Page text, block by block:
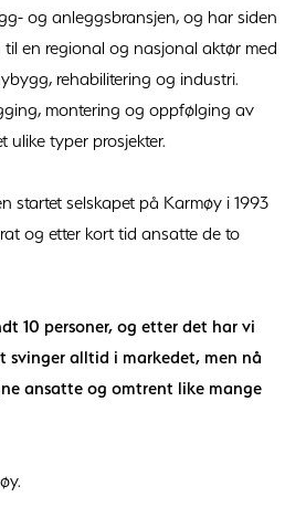
og anleggsbransjen, og har siden
en regional og nasjonal aktør med
rehabilitering og industri.
montering og oppfølging av
ulike typer prosjekter.
startet selskapet på Karmøy i 1993
og etter kort tid ansatte de to
10 personer, og etter det har vi
svinger alltid i markedet, men nå
ansatte og omtrent like mange